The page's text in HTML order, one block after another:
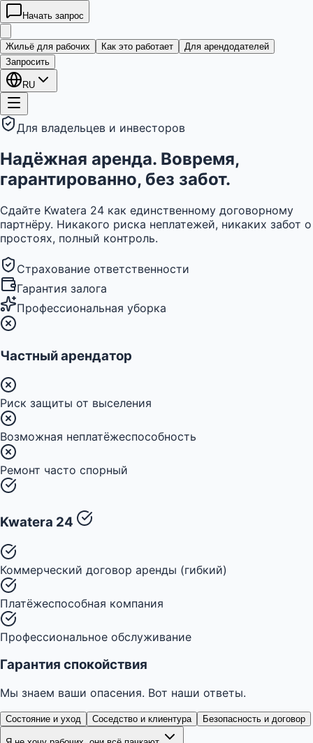
Начать запрос
kwatera24
Жильё для рабочих Как это работает
Для арендодателей
Запросить
RU
Для владельцев и инвесторов
Надёжная аренда. Вовремя,
гарантированно, без забот.
Сдайте Kwatera 24 как единственному договорному
партнёру. Никакого риска неплатежей, никаких забот о
простоях, полный контроль.
Страхование ответственности
Гарантия залога
Профессиональная уборка
Частный арендатор
Риск защиты от выселения
Возможная неплатёжеспособность
Ремонт часто спорный
Kwatera 24
Коммерческий договор аренды (гибкий)
Платёжеспособная компания
Профессиональное обслуживание
Гарантия спокойствия
Мы знаем ваши опасения. Вот наши ответы.
Состояние и уход Соседство и клиентура Безопасность и договор